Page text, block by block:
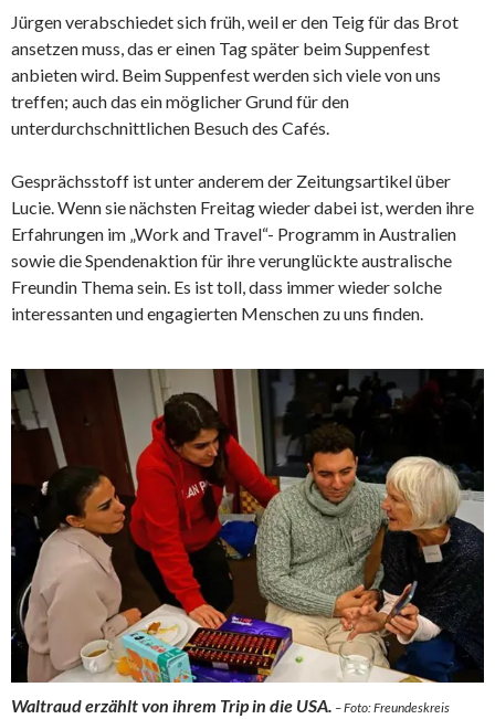
Jürgen verabschiedet sich früh, weil er den Teig für das Brot
ansetzen muss, das er einen Tag später beim Suppenfest
anbieten wird. Beim Suppenfest werden sich viele von uns
treffen; auch das ein möglicher Grund für den
unterdurchschnittlichen Besuch des Cafés.
Gesprächsstoff ist unter anderem der Zeitungsartikel über
Lucie. Wenn sie nächsten Freitag wieder dabei ist, werden ihre
Erfahrungen im „Work and Travel“- Programm in Australien
sowie die Spendenaktion für ihre verunglückte australische
Freundin Thema sein. Es ist toll, dass immer wieder solche
interessanten und engagierten Menschen zu uns finden.
Waltraud erzählt von ihrem Trip in die USA. – Foto: Freundeskreis